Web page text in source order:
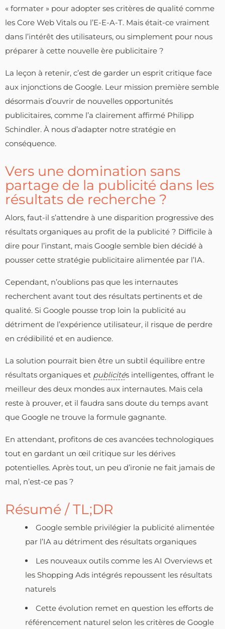
« formater » pour adopter ses critères de qualité comme
les Core Web Vitals ou l’E-E-A-T. Mais était-ce vraiment
dans l’intérêt des utilisateurs, ou simplement pour nous
préparer à cette nouvelle ère publicitaire ?
La leçon à retenir, c’est de garder un esprit critique face
aux injonctions de Google. Leur mission première semble
désormais d’ouvrir de nouvelles opportunités
publicitaires, comme l’a clairement affirmé Philipp
Schindler. À nous d’adapter notre stratégie en
conséquence.
Vers une domination sans
partage de la publicité dans les
résultats de recherche ?
Alors, faut-il s’attendre à une disparition progressive des
résultats organiques au profit de la publicité ? Difficile à
dire pour l’instant, mais Google semble bien décidé à
pousser cette stratégie publicitaire alimentée par l’IA.
Cependant, n’oublions pas que les internautes
recherchent avant tout des résultats pertinents et de
qualité. Si Google pousse trop loin la publicité au
détriment de l’expérience utilisateur, il risque de perdre
en crédibilité et en audience.
La solution pourrait bien être un subtil équilibre entre
résultats organiques et publicités intelligentes, offrant le
meilleur des deux mondes aux internautes. Mais cela
reste à prouver, et il faudra sans doute du temps avant
que Google ne trouve la formule gagnante.
En attendant, profitons de ces avancées technologiques
tout en gardant un œil critique sur les dérives
potentielles. Après tout, un peu d’ironie ne fait jamais de
mal, n’est-ce pas ?
Résumé / TL;DR
Google semble privilégier la publicité alimentée
par l’IA au détriment des résultats organiques
Les nouveaux outils comme les AI Overviews et
les Shopping Ads intégrés repoussent les résultats
naturels
Cette évolution remet en question les efforts de
référencement naturel selon les critères de Google